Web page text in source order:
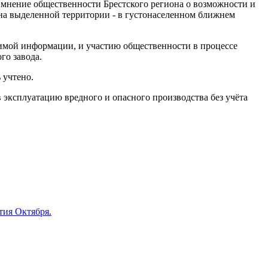
общественности Брестского региона о возможности и
выделенной территории - в густонаселенном ближнем
информации, и участию общественности в процессе
завода.
вредного и опасного производства без учёта
Октября.